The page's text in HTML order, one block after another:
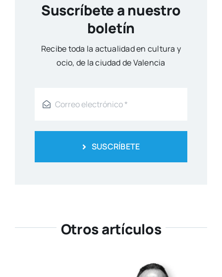
Suscríbete a nuestro
boletín
Reci­be toda la actua­li­dad en cul­tu­ra y
ocio, de la ciu­dad de Valen­cia
SUSCRÍBETE
Otros artículos